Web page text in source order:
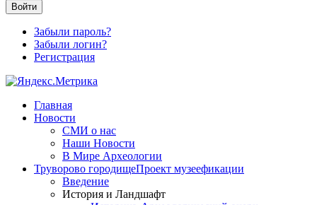
Войти
Забыли пароль?
Забыли логин?
Регистрация
Главная
Новости
СМИ о нас
Наши Новости
В Мире Археологии
Труворово городищеПроект музеефикации
Введение
История и Ландшафт